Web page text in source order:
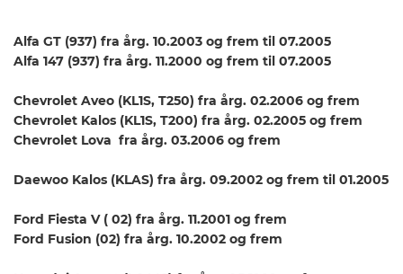
Alfa GT (937) fra årg. 10.2003 og frem til 07.2005
Alfa 147 (937) fra årg. 11.2000 og frem til 07.2005
Chevrolet Aveo (KL1S, T250) fra årg. 02.2006 og frem
Chevrolet Kalos (KL1S, T200) fra årg. 02.2005 og frem
Chevrolet Lova fra årg. 03.2006 og frem
Daewoo Kalos (KLAS) fra årg. 09.2002 og frem til 01.2005
Ford Fiesta V ( 02) fra årg. 11.2001 og frem
Ford Fusion (02) fra årg. 10.2002 og frem